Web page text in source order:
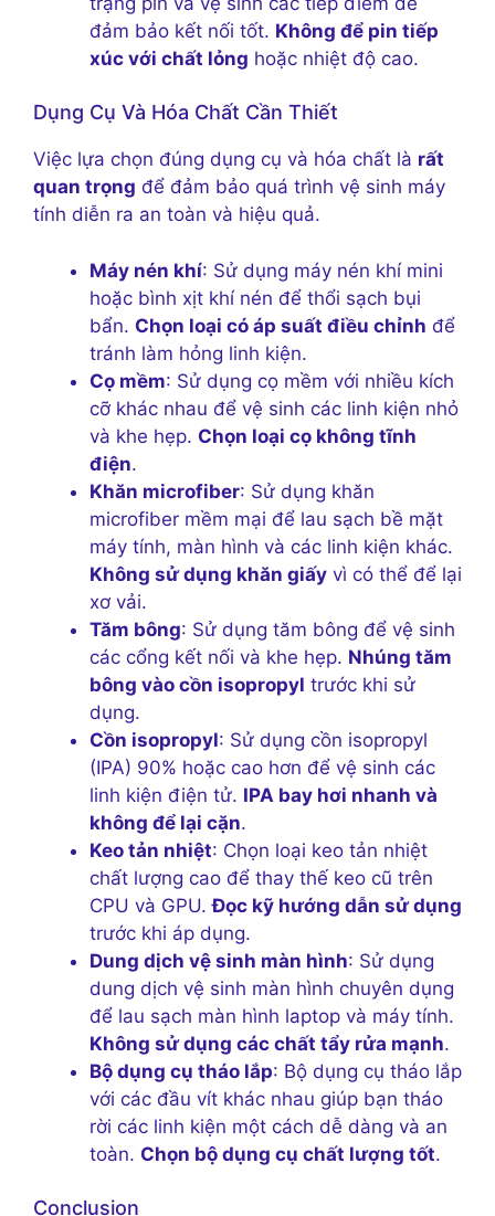
đảm bảo kết nối tốt. Không để pin tiếp
xúc với chất lỏng hoặc nhiệt độ cao.
Dụng Cụ Và Hóa Chất Cần Thiết
Việc lựa chọn đúng dụng cụ và hóa chất là rất
quan trọng để đảm bảo quá trình vệ sinh máy
tính diễn ra an toàn và hiệu quả.
Máy nén khí: Sử dụng máy nén khí mini
hoặc bình xịt khí nén để thổi sạch bụi
bẩn. Chọn loại có áp suất điều chỉnh để
tránh làm hỏng linh kiện.
Cọ mềm: Sử dụng cọ mềm với nhiều kích
cỡ khác nhau để vệ sinh các linh kiện nhỏ
và khe hẹp. Chọn loại cọ không tĩnh
điện.
Khăn microfiber: Sử dụng khăn
microfiber mềm mại để lau sạch bề mặt
máy tính, màn hình và các linh kiện khác.
Không sử dụng khăn giấy vì có thể để lại
xơ vải.
Tăm bông: Sử dụng tăm bông để vệ sinh
các cổng kết nối và khe hẹp. Nhúng tăm
bông vào cồn isopropyl trước khi sử
dụng.
Cồn isopropyl: Sử dụng cồn isopropyl
(IPA) 90% hoặc cao hơn để vệ sinh các
linh kiện điện tử. IPA bay hơi nhanh và
không để lại cặn.
Keo tản nhiệt: Chọn loại keo tản nhiệt
chất lượng cao để thay thế keo cũ trên
CPU và GPU.Đọc kỹ hướng dẫn sử dụng
trước khi áp dụng.
Dung dịch vệ sinh màn hình: Sử dụng
dung dịch vệ sinh màn hình chuyên dụng
để lau sạch màn hình laptop và máy tính.
Không sử dụng các chất tẩy rửa mạnh.
Bộ dụng cụ tháo lắp: Bộ dụng cụ tháo lắp
với các đầu vít khác nhau giúp bạn tháo
rời các linh kiện một cách dễ dàng và an
toàn. Chọn bộ dụng cụ chất lượng tốt.
Conclusion